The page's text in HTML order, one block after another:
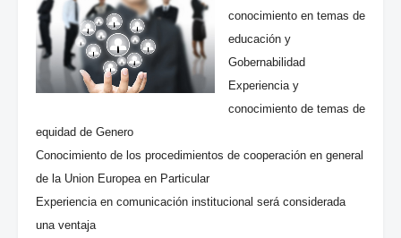
conocimiento en temas de
educación y
Gobernabilidad
Experiencia y
conocimiento de temas de
equidad de Genero
Conocimiento de los procedimientos de cooperación en general
de la Union Europea en Particular
Experiencia en comunicación institucional será considerada
una ventaja